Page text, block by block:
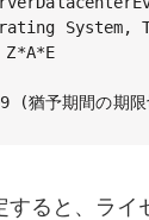
System,
Z*A*E
(猶予期間の期
ると、ライ